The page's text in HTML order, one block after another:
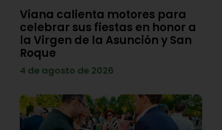
Viana calienta motores para
celebrar sus fiestas en honor a
la Virgen de la Asunción y San
Roque
4 de agosto de 2026